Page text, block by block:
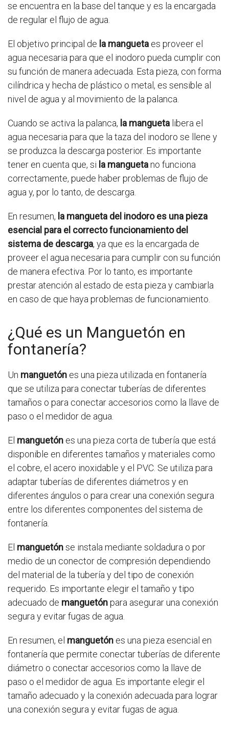
se encuentra en la base del tanque y es la encargada
de regular el flujo de agua.
El objetivo principal de la mangueta es proveer el
agua necesaria para que el inodoro pueda cumplir con
su función de manera adecuada. Esta pieza, con forma
cilíndrica y hecha de plástico o metal, es sensible al
nivel de agua y al movimiento de la palanca.
Cuando se activa la palanca, la mangueta libera el
agua necesaria para que la taza del inodoro se llene y
se produzca la descarga posterior. Es importante
tener en cuenta que, si la manguetano funciona
correctamente, puede haber problemas de flujo de
agua y, por lo tanto, de descarga.
En resumen, la mangueta del inodoro es una pieza
esencial para el correcto funcionamiento del
sistema de descarga, ya que es la encargada de
proveer el agua necesaria para cumplir con su función
de manera efectiva. Por lo tanto, es importante
prestar atención al estado de esta pieza y cambiarla
en caso de que haya problemas de funcionamiento.
¿Qué es un Manguetón en
fontanería?
Un manguetón es una pieza utilizada en fontanería
que se utiliza para conectar tuberías de diferentes
tamaños o para conectar accesorios como la llave de
paso o el medidor de agua.
El manguetón es una pieza corta de tubería que está
disponible en diferentes tamaños y materiales como
el cobre, el acero inoxidable y el PVC. Se utiliza para
adaptar tuberías de diferentes diámetros y en
diferentes ángulos o para crear una conexión segura
entre los diferentes componentes del sistema de
fontanería.
El manguetónse instala mediante soldadura o por
medio de un conector de compresión dependiendo
del material de la tubería y del tipo de conexión
requerido. Es importante elegir el tamaño y tipo
adecuado de manguetónpara asegurar una conexión
segura y evitar fugas de agua.
En resumen, el manguetón es una pieza esencial en
fontanería que permite conectar tuberías de diferente
diámetro o conectar accesorios como la llave de
paso o el medidor de agua. Es importante elegir el
tamaño adecuado y la conexión adecuada para lograr
una conexión segura y evitar fugas de agua.